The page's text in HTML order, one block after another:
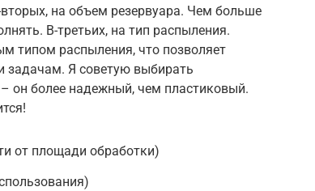
на объем резервуара. Чем больше
В-третьих, на тип распыления.
типом распыления, что позволяет
задачам. Я советую выбирать
он более надежный, чем пластиковый.
от площади обработки)